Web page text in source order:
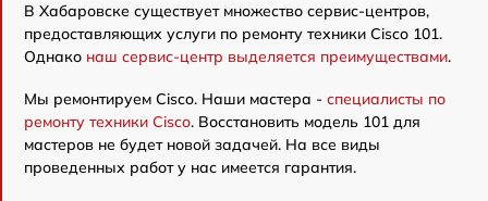
В Хабаровске существует множество сервис-центров,
предоставляющих услуги по ремонту техники Cisco 101.
Однако наш сервис-центр выделяется преимуществами.
Мы ремонтируем Cisco. Наши мастера - специалисты по
ремонту техники Cisco. Восстановить модель 101 для
мастеров не будет новой задачей. На все виды
проведенных работ у нас имеется гарантия.